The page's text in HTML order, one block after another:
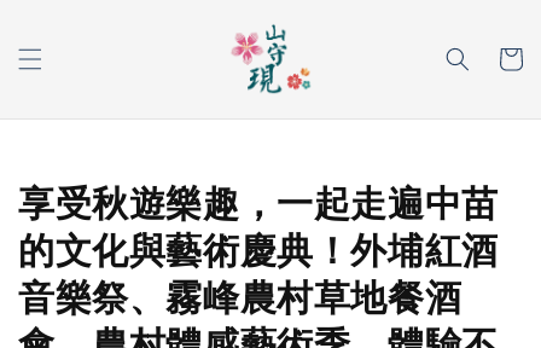
享受秋遊樂趣，一起走遍中苗
的文化與藝術慶典！外埔紅酒
音樂祭、霧峰農村草地餐酒